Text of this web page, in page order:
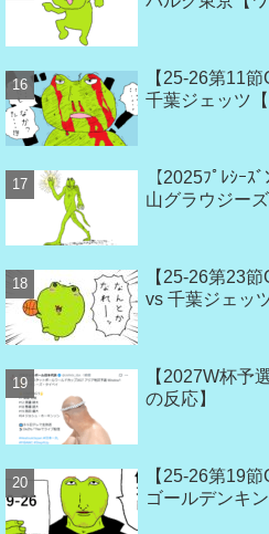
【25-26第11
千葉ジェッツ
【2025ﾌﾟﾚｼｰ
山グラウジー
【25-26第23
vs 千葉ジェッ
【2027W杯予
の反応】
【25-26第19
ゴールデンキ